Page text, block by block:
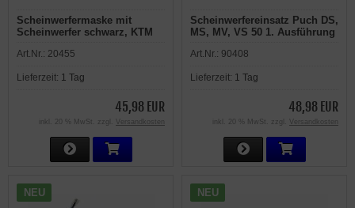
Scheinwerfermaske mit
Scheinwerfer schwarz, KTM
Halterungen
Art.Nr.: 20455
Lieferzeit: 1 Tag
45,98 EUR
inkl. 20 % MwSt. zzgl. Versandkosten
Scheinwerfereinsatz Puch DS,
MS, MV, VS 50 1. Ausführung
Art.Nr.: 90408
Lieferzeit: 1 Tag
48,98 EUR
inkl. 20 % MwSt. zzgl. Versandkosten
NEU NEU